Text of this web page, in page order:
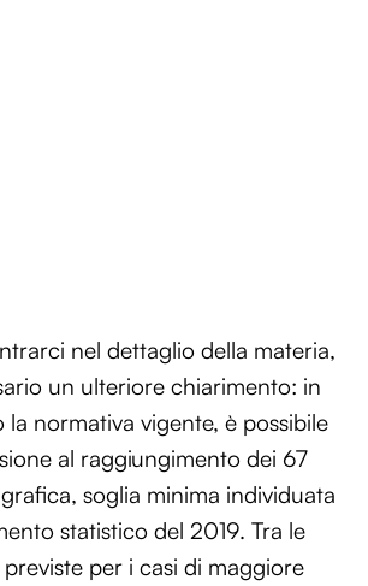
nel dettaglio della materia,
un ulteriore chiarimento: in
la normativa vigente, è possibile
al raggiungimento dei 67
soglia minima individuata
statistico del 2019. Tra le
per i casi di maggiore